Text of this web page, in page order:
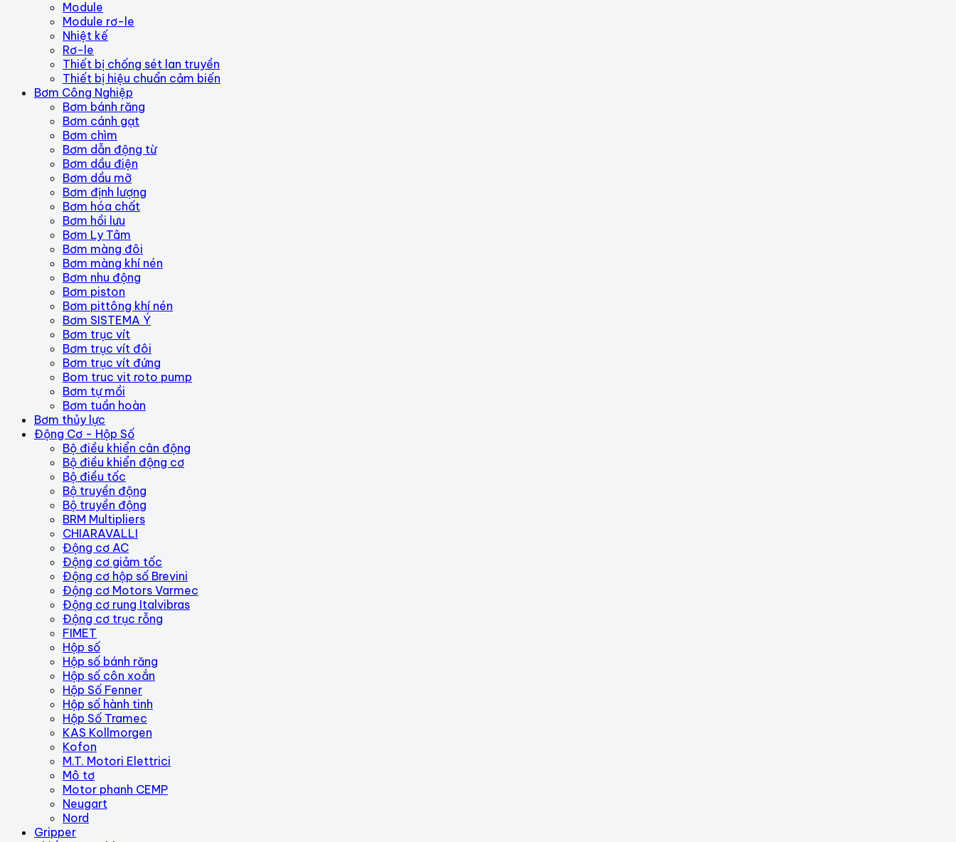
Module
Module rơ-le
Nhiệt kế
Rơ-le
Thiết bị chống sét lan truyền
Thiết bị hiệu chuẩn cảm biến
Bơm Công Nghiệp
Bơm bánh răng
Bơm cánh gạt
Bơm chìm
Bơm dẫn động từ
Bơm dầu điện
Bơm dầu mỡ
Bơm định lượng
Bơm hóa chất
Bơm hồi lưu
Bơm Ly Tâm
Bơm màng đôi
Bơm màng khí nén
Bơm nhu động
Bơm piston
Bơm pittông khí nén
Bơm SISTEMA Ý
Bơm trục vít
Bơm trục vít đôi
Bơm trục vít đứng
Bom truc vit roto pump
Bơm tự mồi
Bơm tuần hoàn
Bơm thủy lực
Động Cơ - Hộp Số
Bộ điều khiển cân động
Bộ điều khiển động cơ
Bộ điều tốc
Bộ truyền động
Bộ truyền động
BRM Multipliers
CHIARAVALLI
Động cơ AC
Động cơ giảm tốc
Động cơ hộp số Brevini
Động cơ Motors Varmec
Động cơ rung Italvibras
Động cơ trục rỗng
FIMET
Hộp số
Hộp số bánh răng
Hộp số côn xoắn
Hộp Số Fenner
Hộp số hành tinh
Hộp Số Tramec
KAS Kollmorgen
Kofon
M.T. Motori Elettrici
Mô tơ
Motor phanh CEMP
Neugart
Nord
Gripper